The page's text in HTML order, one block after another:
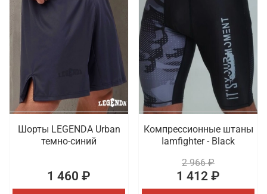
Шорты LEGENDA Urban
темно-синий
1 460 ₽
Компрессионные штаны
Iamfighter - Black
2 966 ₽
1 412 ₽